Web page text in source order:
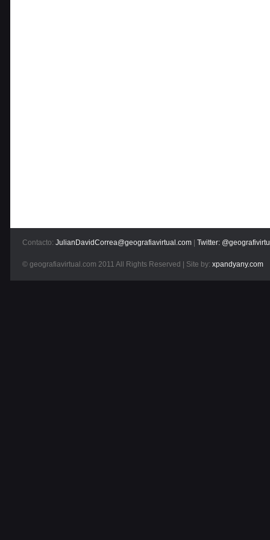
Contacto: JulianDavidCorrea@geografiavirtual.com Twitter:
© geografiavirtual.com 2011 All Rights Reserved | Site by: xpandyany.com